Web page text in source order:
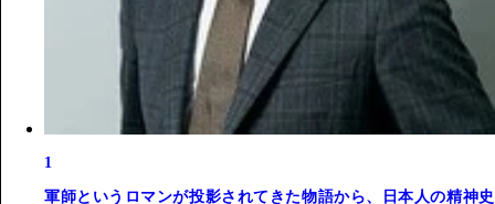
1
軍師というロマンが投影されてきた物語から、日本人の精神史